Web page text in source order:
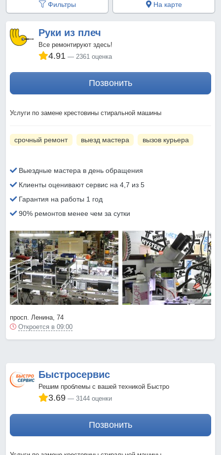
Фильтры На карте
Руки из плеч
Все ремонтируют здесь!
4.91 2361 оценка
Позвонить
Услуги по замене крестовины стиральной машины
срочный ремонт выезд мастера вызов курьера
Выездные мастера в день обращения
Клиенты оценивают сервис на 4,7 из 5
Гарантия на работы 1 год
90% ремонтов менее чем за сутки
просп. Ленина, 74
Откроется в 09:00
Быстросервис
Решим проблемы с вашей техникой Быстро
3.69 3144 оценки
Позвонить